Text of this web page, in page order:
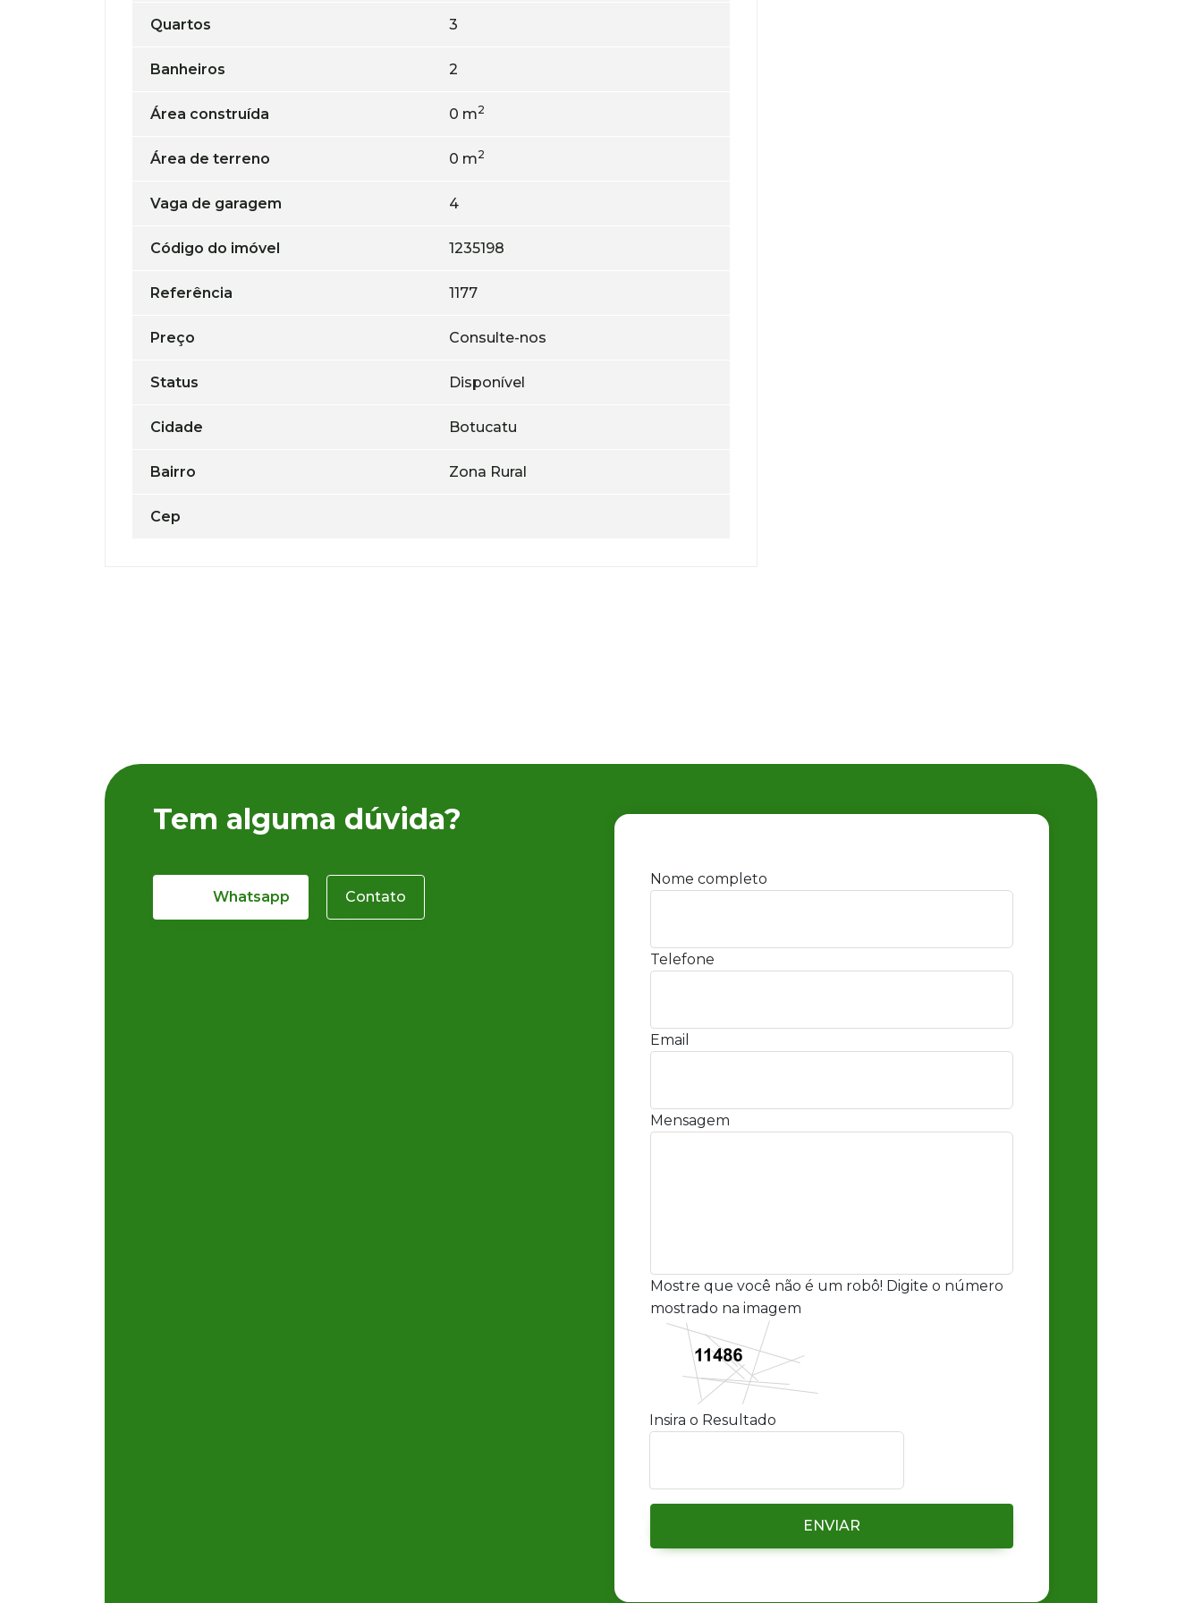
Quartos 3
Banheiros 2
Área construída 0 m2
Área de terreno 0 m2
Vaga de garagem 4
Código do imóvel 1235198
Referência 1177
Preço Consulte-nos
Status Disponível
Cidade Botucatu
Bairro Zona Rural
Cep
Tem alguma dúvida?
Whatsapp Contato
Nome completo
Telefone
Email
Mensagem
Mostre que você não é um robô! Digite o número
mostrado na imagem
Insira o Resultado
ENVIAR